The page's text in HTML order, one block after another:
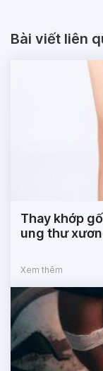
Bài viết liên
Thay khớp
ung thư
Xem thêm